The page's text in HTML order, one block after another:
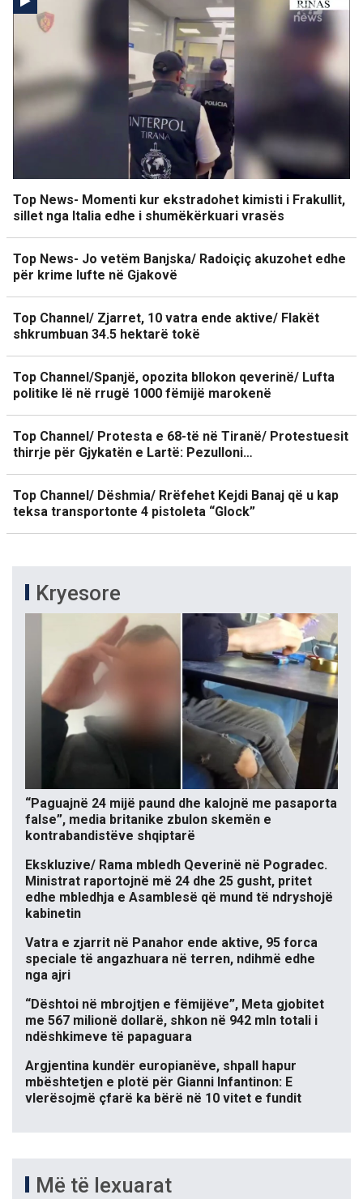
Top News- Momenti kur ekstradohet kimisti i Frakullit,
sillet nga Italia edhe i shumëkërkuari vrasës
Top News- Jo vetëm Banjska/ Radoiçiç akuzohet edhe
për krime lufte në Gjakovë
Top Channel/ Zjarret, 10 vatra ende aktive/ Flakët
shkrumbuan 34.5 hektarë tokë
Top Channel/Spanjë, opozita bllokon qeverinë/ Lufta
politike lë në rrugë 1000 fëmijë marokenë
Top Channel/ Protesta e 68-të në Tiranë/ Protestuesit
thirrje për Gjykatën e Lartë: Pezulloni…
Top Channel/ Dëshmia/ Rrëfehet Kejdi Banaj që u kap
teksa transportonte 4 pistoleta “Glock”
Kryesore
“Paguajnë 24 mijë paund dhe kalojnë me pasaporta
false”, media britanike zbulon skemën e
kontrabandistëve shqiptarë
Ekskluzive/ Rama mbledh Qeverinë në Pogradec.
Ministrat raportojnë më 24 dhe 25 gusht, pritet
edhe mbledhja e Asamblesë që mund të ndryshojë
kabinetin
Vatra e zjarrit në Panahor ende aktive, 95 forca
speciale të angazhuara në terren, ndihmë edhe
nga ajri
“Dështoi në mbrojtjen e fëmijëve”, Meta gjobitet
me 567 milionë dollarë, shkon në 942 mln totali i
ndëshkimeve të papaguara
Argjentina kundër europianëve, shpall hapur
mbështetjen e plotë për Gianni Infantinon: E
vlerësojmë çfarë ka bërë në 10 vitet e fundit
Më të lexuarat